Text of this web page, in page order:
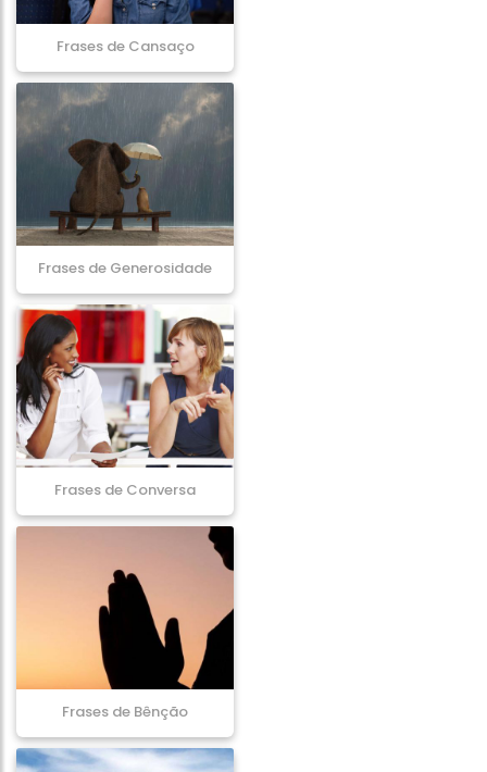
Frases de Cansaço
Frases de Generosidade
Frases de Conversa
Frases de Bênção